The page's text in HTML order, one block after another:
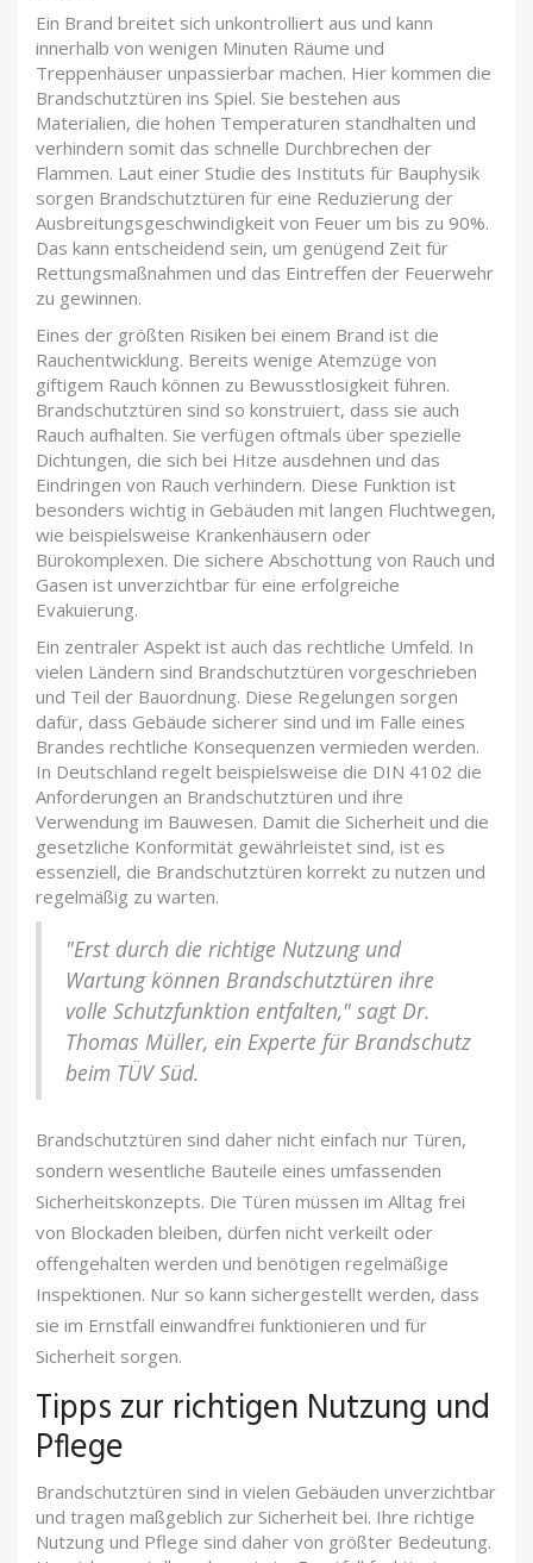
Ein Brand breitet sich unkontrolliert aus und kann
innerhalb von wenigen Minuten Räume und
Treppenhäuser unpassierbar machen. Hier kommen die
Brandschutztüren ins Spiel. Sie bestehen aus
Materialien, die hohen Temperaturen standhalten und
verhindern somit das schnelle Durchbrechen der
Flammen. Laut einer Studie des Instituts für Bauphysik
sorgen Brandschutztüren für eine Reduzierung der
Ausbreitungsgeschwindigkeit von Feuer um bis zu 90%.
Das kann entscheidend sein, um genügend Zeit für
Rettungsmaßnahmen und das Eintreffen der Feuerwehr
zu gewinnen.
Eines der größten Risiken bei einem Brand ist die
Rauchentwicklung. Bereits wenige Atemzüge von
giftigem Rauch können zu Bewusstlosigkeit führen.
Brandschutztüren sind so konstruiert, dass sie auch
Rauch aufhalten. Sie verfügen oftmals über spezielle
Dichtungen, die sich bei Hitze ausdehnen und das
Eindringen von Rauch verhindern. Diese Funktion ist
besonders wichtig in Gebäuden mit langen Fluchtwegen,
wie beispielsweise Krankenhäusern oder
Bürokomplexen. Die sichere Abschottung von Rauch und
Gasen ist unverzichtbar für eine erfolgreiche
Evakuierung.
Ein zentraler Aspekt ist auch das rechtliche Umfeld. In
vielen Ländern sind Brandschutztüren vorgeschrieben
und Teil der Bauordnung. Diese Regelungen sorgen
dafür, dass Gebäude sicherer sind und im Falle eines
Brandes rechtliche Konsequenzen vermieden werden.
In Deutschland regelt beispielsweise die DIN 4102 die
Anforderungen an Brandschutztüren und ihre
Verwendung im Bauwesen. Damit die Sicherheit und die
gesetzliche Konformität gewährleistet sind, ist es
essenziell, die Brandschutztüren korrekt zu nutzen und
regelmäßig zu warten.
"Erst durch die richtige Nutzung und
Wartung können Brandschutztüren ihre
volle Schutzfunktion entfalten," sagt Dr.
Thomas Müller, ein Experte für Brandschutz
beim TÜV Süd.
Brandschutztüren sind daher nicht einfach nur Türen,
sondern wesentliche Bauteile eines umfassenden
Sicherheitskonzepts. Die Türen müssen im Alltag frei
von Blockaden bleiben, dürfen nicht verkeilt oder
offengehalten werden und benötigen regelmäßige
Inspektionen. Nur so kann sichergestellt werden, dass
sie im Ernstfall einwandfrei funktionieren und für
Sicherheit sorgen.
Tipps zur richtigen Nutzung und
Pflege
Brandschutztüren sind in vielen Gebäuden unverzichtbar
und tragen maßgeblich zur Sicherheit bei. Ihre richtige
Nutzung und Pflege sind daher von größter Bedeutung.